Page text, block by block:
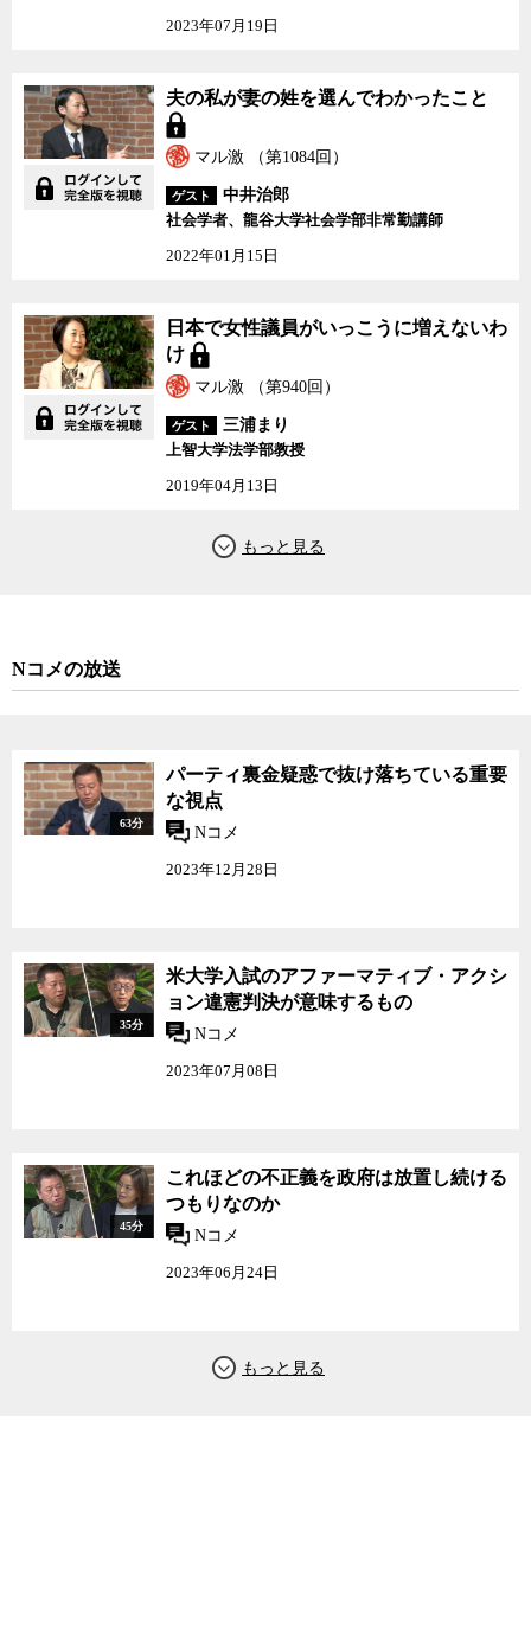
2023年07月19日
夫の私が妻の姓を選んでわかったこと
マル激 （第1084回）
ゲスト
中井治郎
社会学者、龍谷大学社会学部非常勤講師
2022年01月15日
日本で女性議員がいっこうに増えないわ
け
マル激 （第940回）
ゲスト
三浦まり
上智大学法学部教授
2019年04月13日
Nコメの放送
63分
パーティ裏金疑惑で抜け落ちている重要
な視点
Nコメ
2023年12月28日
35分
米大学入試のアファーマティブ・アクシ
ョン違憲判決が意味するもの
Nコメ
2023年07月08日
45分
これほどの不正義を政府は放置し続ける
つもりなのか
Nコメ
2023年06月24日